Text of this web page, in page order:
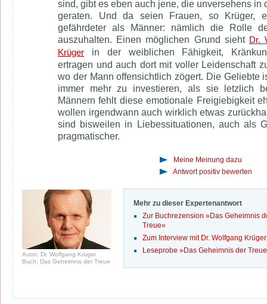
sind, gibt es eben auch jene, die unversehens in
geraten. Und da seien Frauen, so Krüger,
gefährdeter als Männer: nämlich die Rolle
auszuhalten. Einen möglichen Grund sieht Dr.
Krüger in der weiblichen Fähigkeit,
ertragen und auch dort mit voller Leidenschaft
wo der Mann offensichtlich zögert. Die Geliebte
immer mehr zu investieren, als sie letzlich
Männern fehlt diese emotionale Freigiebigkeit
wollen irgendwann auch wirklich etwas
sind bisweilen in Liebessituationen, auch als
pragmatischer.
Meine Meinung dazu
Antwort positiv bewerten
Autor: Dr. Wolfgang Krüger
Buch: Das Geheimnis der Treue
Mehr zu dieser Expertenantwort
Zur Buchrezension »Das Geheimnis
Treue«
Zum Interview mit Dr. Wolfgang Krüger
Leseprobe »Das Geheimnis der